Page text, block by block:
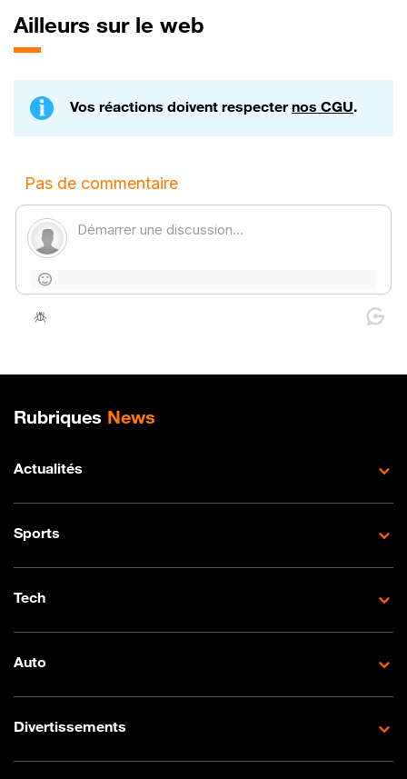
Ailleurs sur le web
Vos réactions doivent respecternos CGU.
Plan de site
Rubriques News
Actualités
Sports
Tech
Auto
Divertissements